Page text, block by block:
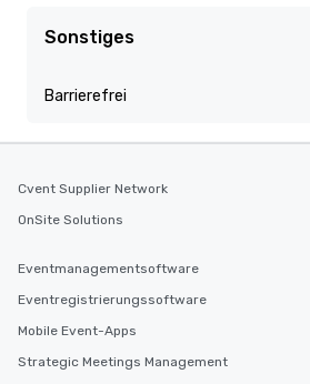
Sonstiges
Barrierefrei
Cvent Supplier Network
OnSite Solutions
Eventmanagementsoftware
Eventregistrierungssoftware
Mobile Event-Apps
Strategic Meetings Management